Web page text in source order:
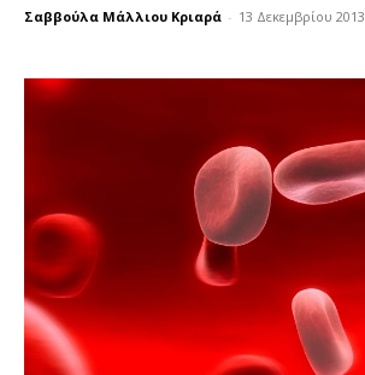
Σαββούλα Μάλλιου Κριαρά - 13 Δεκεμβρίου 2013